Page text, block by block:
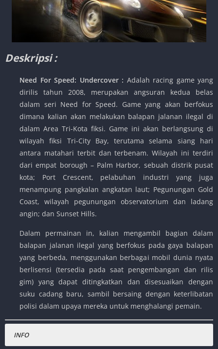
Deskripsi :
Need For Speed: Undercover : Adalah racing game yang
dirilis tahun 2008, merupakan angsuran kedua belas
dalam seri Need for Speed. Game yang akan berfokus
dimana kalian akan melakukan balapan jalanan ilegal di
dalam Area Tri-Kota fiksi. Game ini akan berlangsung di
wilayah fiksi Tri-City Bay, terutama selama siang hari
antara matahari terbit dan terbenam. Wilayah ini terdiri
dari empat borough – Palm Harbor, sebuah distrik pusat
kota; Port Crescent, pelabuhan industri yang juga
menampung pangkalan angkatan laut; Pegunungan Gold
Coast, wilayah pegunungan observatorium dan ladang
angin; dan Sunset Hills.
Dalam permainan in, kalian mengambil bagian dalam
balapan jalanan ilegal yang berfokus pada gaya balapan
yang berbeda, menggunakan berbagai mobil dunia nyata
berlisensi (tersedia pada saat pengembangan dan rilis
gim) yang dapat ditingkatkan dan disesuaikan dengan
suku cadang baru, sambil bersaing dengan keterlibatan
polisi dalam upaya mereka untuk menghalangi pemain.
INFO